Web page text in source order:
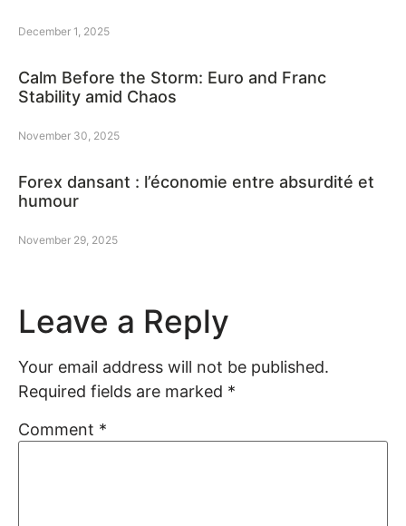
December 1, 2025
Calm Before the Storm: Euro and Franc
Stability amid Chaos
November 30, 2025
Forex dansant : l’économie entre absurdité et
humour
November 29, 2025
Leave a Reply
Your email address will not be published.
Required fields are marked *
Comment *